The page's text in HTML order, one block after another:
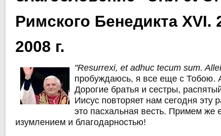
Римского Бенедикта XVI.
2008 г.
"Resurrexi, et adhuc tecum sum.
пробуждаюсь, я все еще с Тобою.
Дорогие братья и сестры,
Иисус повторяет нам сегодня эту
это пасхальная весть. Примем же
изумлением и благодарностью!